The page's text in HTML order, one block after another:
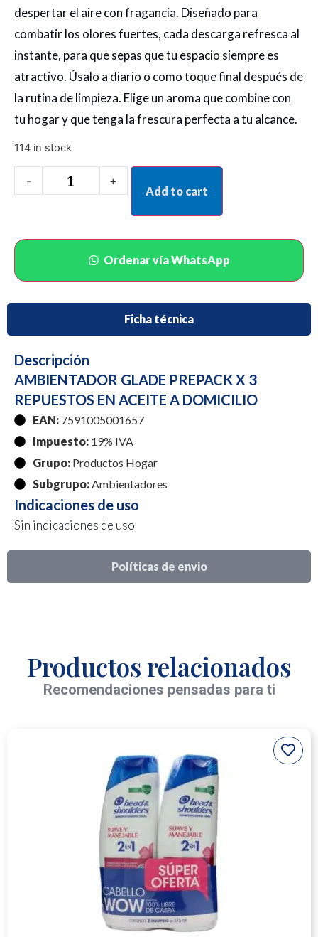
despertar el aire con fragancia. Diseñado para
combatir los olores fuertes, cada descarga refresca al
instante, para que sepas que tu espacio siempre es
atractivo. Úsalo a diario o como toque final después de
la rutina de limpieza. Elige un aroma que combine con
tu hogar y que tenga la frescura perfecta a tu alcance.
114 in stock
- +
Add to cart
Ordenar vía WhatsApp
Ficha técnica
Políticas de envio
Descripción
AMBIENTADOR GLADE PREPACK X 3
REPUESTOS EN ACEITE A DOMICILIO
EAN: 7591005001657
Impuesto: 19% IVA
Grupo: Productos Hogar
Subgrupo:Ambientadores
Indicaciones de uso
Sin indicaciones de uso
Productos relacionados
Recomendaciones pensadas para ti